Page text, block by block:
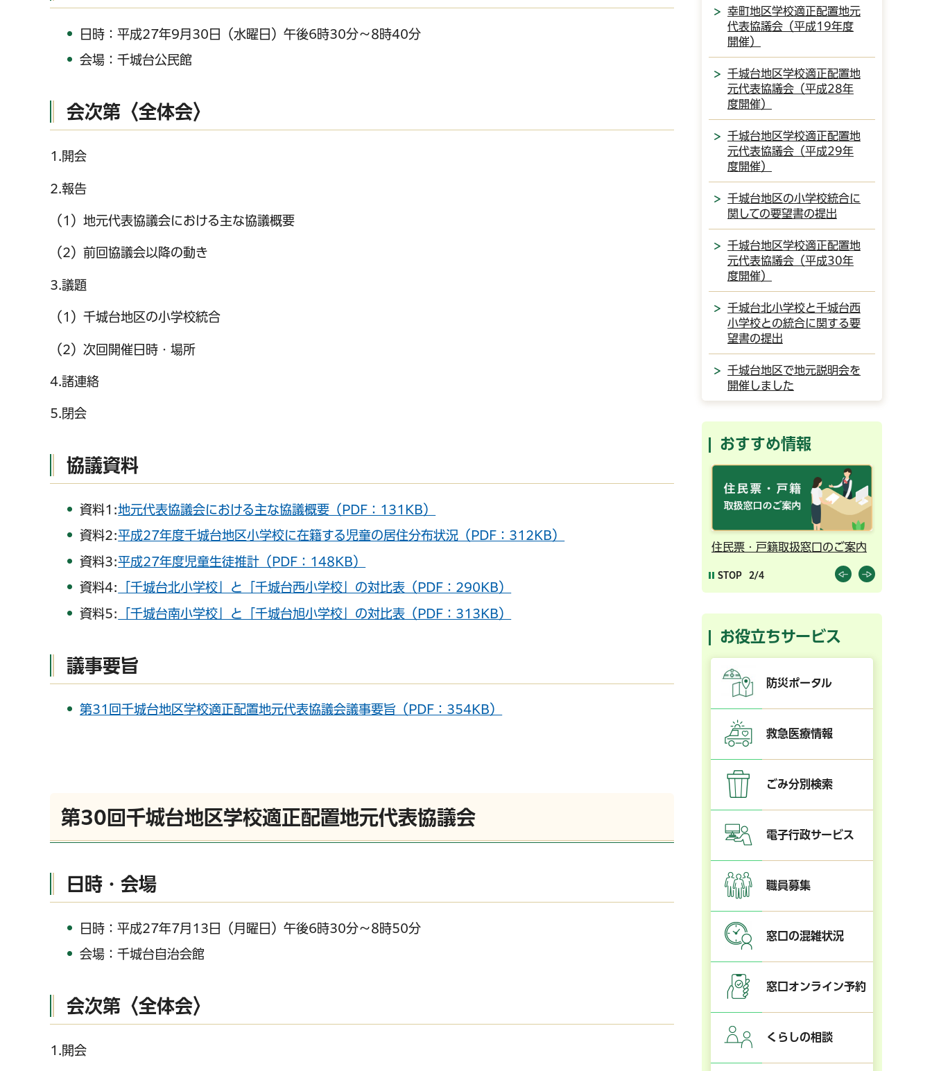
日時：平成27年9月30日（水曜日）午後6時30分～8時40分
会場：千城台公民館
会次第〈全体会〉
1.開会
2.報告
（1）地元代表協議会における主な協議概要
（2）前回協議会以降の動き
3.議題
（1）千城台地区の小学校統合
（2）次回開催日時・場所
4.諸連絡
5.閉会
協議資料
資料1:地元代表協議会における主な協議概要（PDF：131KB）
資料2:平成27年度千城台地区小学校に在籍する児童の居住分布状況（PDF：312KB）
資料3:平成27年度児童生徒推計（PDF：148KB）
資料4: 「千城台北小学校」と「千城台西小学校」の対比表（PDF：290KB）
資料5: 「千城台南小学校」と「千城台旭小学校」の対比表（PDF：313KB）
議事要旨
第31回千城台地区学校適正配置地元代表協議会議事要旨（PDF：354KB）
第30回千城台地区学校適正配置地元代表協議会
日時・会場
日時：平成27年7月13日（月曜日）午後6時30分～8時50分
会場：千城台自治会館
会次第〈全体会〉
1.開会
幸町地区学校適正配置地元
代表協議会（平成19年度
開催）
千城台地区学校適正配置地
元代表協議会（平成28年
度開催）
千城台地区学校適正配置地
元代表協議会（平成29年
度開催）
千城台地区の小学校統合に
関しての要望書の提出
千城台地区学校適正配置地
元代表協議会（平成30年
度開催）
千城台北小学校と千城台西
小学校との統合に関する要
望書の提出
千城台地区で地元説明会を
開催しました
おすすめ情報
住民票・戸籍取扱窓口のご案内
STOP 2/4
お役立ちサービス
防災ポータル
救急医療情報
ごみ分別検索
電子行政サービス
職員募集
窓口の混雑状況
窓口オンライン予約
くらしの相談